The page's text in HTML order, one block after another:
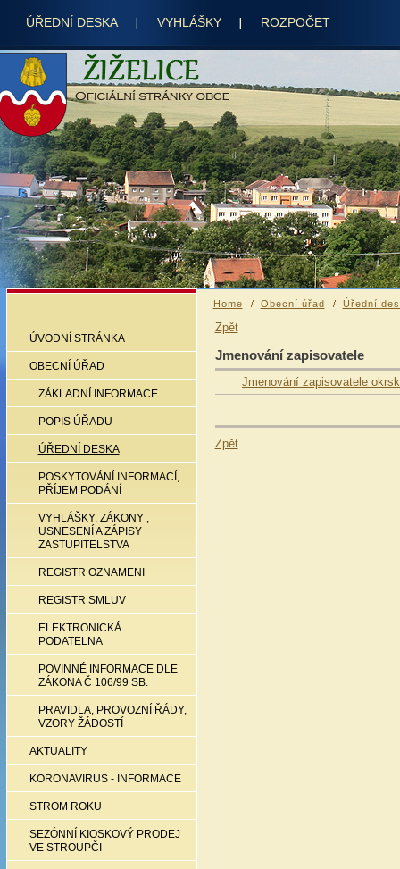
ÚŘEDNÍ DESKA VYHLÁŠKY ROZPOČET
ÚVODNÍ STRÁNKA
OBECNÍ ÚŘAD
ZÁKLADNÍ INFORMACE
POPIS ÚŘADU
ÚŘEDNÍ DESKA
POSKYTOVÁNÍ INFORMACÍ,
PŘÍJEM PODÁNÍ
VYHLÁŠKY, ZÁKONY ,
USNESENÍ A ZÁPISY
ZASTUPITELSTVA
REGISTR OZNAMENI
REGISTR SMLUV
ELEKTRONICKÁ
PODATELNA
POVINNÉ INFORMACE DLE
ZÁKONA Č 106/99 SB.
PRAVIDLA, PROVOZNÍ ŘÁDY,
VZORY ŽÁDOSTÍ
AKTUALITY
KORONAVIRUS - INFORMACE
STROM ROKU
SEZÓNNÍ KIOSKOVÝ PRODEJ
VE STROUPČI
Home Obecní úřad Úřední
Zpět
Jmenování zapisovatele
Jmenování zapisovatele
Zpět